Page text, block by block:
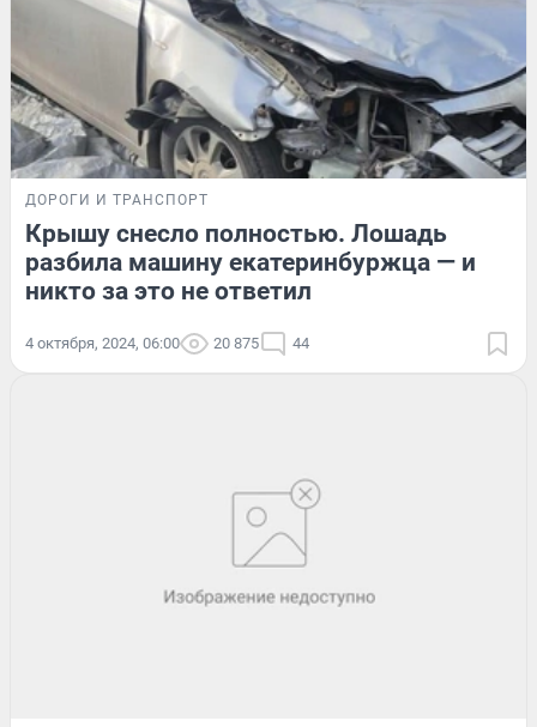
ДОРОГИ И ТРАНСПОРТ
Крышу снесло полностью. Лошадь
разбила машину екатеринбуржца — и
никто за это не ответил
4 октября, 2024, 06:00 20 875 44